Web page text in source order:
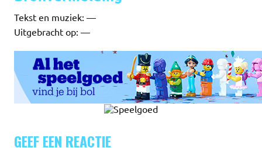
Tekst en muziek: —
Uitgebracht op: —
GEEF EEN REACTIE